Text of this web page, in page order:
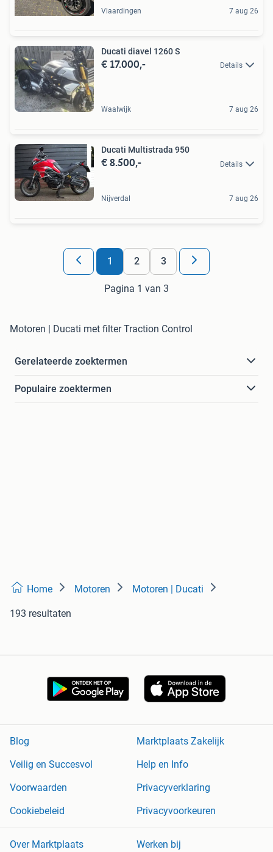
Vlaardingen 7 aug 26
Ducati diavel 1260 S
€ 17.000,- Details
Waalwijk 7 aug 26
Ducati Multistrada 950
€ 8.500,- Details
Nijverdal 7 aug 26
1 2 3
Pagina 1 van 3
Motoren | Ducati met filter Traction Control
Gerelateerde zoektermen
Populaire zoektermen
Home Motoren Motoren | Ducati
193 resultaten
Blog
Marktplaats Zakelijk
Veilig en Succesvol
Help en Info
Voorwaarden
Privacyverklaring
Cookiebeleid
Privacyvoorkeuren
Over Marktplaats Werken bij